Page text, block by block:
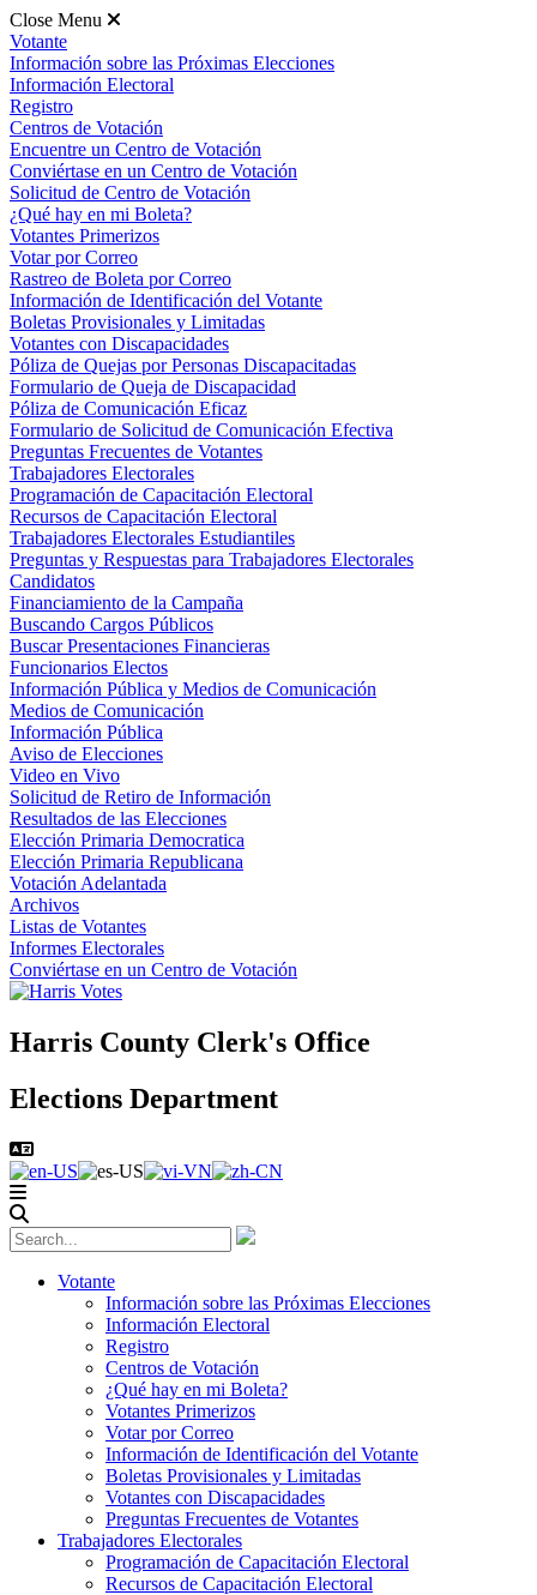
Close Menu
Votante
Información sobre las Próximas Elecciones
Información Electoral
Registro
Centros de Votación
Encuentre un Centro de Votación
Conviértase en un Centro de Votación
Solicitud de Centro de Votación
¿Qué hay en mi Boleta?
Votantes Primerizos
Votar por Correo
Rastreo de Boleta por Correo
Información de Identificación del Votante
Boletas Provisionales y Limitadas
Votantes con Discapacidades
Póliza de Quejas por Personas Discapacitadas
Formulario de Queja de Discapacidad
Póliza de Comunicación Eficaz
Formulario de Solicitud de Comunicación Efectiva
Preguntas Frecuentes de Votantes
Trabajadores Electorales
Programación de Capacitación Electoral
Recursos de Capacitación Electoral
Trabajadores Electorales Estudiantiles
Preguntas y Respuestas para Trabajadores Electorales
Candidatos
Financiamiento de la Campaña
Buscando Cargos Públicos
Buscar Presentaciones Financieras
Funcionarios Electos
Información Pública y Medios de Comunicación
Medios de Comunicación
Información Pública
Aviso de Elecciones
Video en Vivo
Solicitud de Retiro de Información
Resultados de las Elecciones
Elección Primaria Democratica
Elección Primaria Republicana
Votación Adelantada
Archivos
Listas de Votantes
Informes Electorales
Conviértase en un Centro de Votación
Harris County Clerk's Office
Elections Department
Votante
Información sobre las Próximas Elecciones
Información Electoral
Registro
Centros de Votación
¿Qué hay en mi Boleta?
Votantes Primerizos
Votar por Correo
Información de Identificación del Votante
Boletas Provisionales y Limitadas
Votantes con Discapacidades
Preguntas Frecuentes de Votantes
Trabajadores Electorales
Programación de Capacitación Electoral
Recursos de Capacitación Electoral